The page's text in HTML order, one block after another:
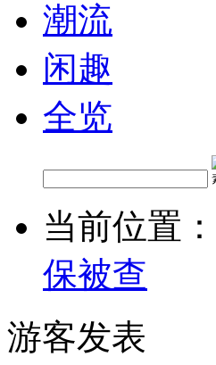
潮流
闲趣
全览
当前位置：
保被查
游客发表